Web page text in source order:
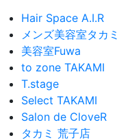
Hair Space A.I.R
メンズ美容室タカミ
美容室Fuwa
to zone TAKAMI
T.stage
Select TAKAMI
Salon de CloveR
タカミ 荒子店